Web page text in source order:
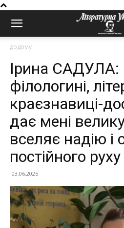
додому
Ірина САДУЛА:
філологині,
краєзнавиці-
дає мені
вселяє надію і
постійного
03.06.2025